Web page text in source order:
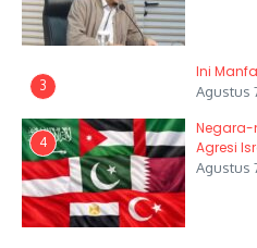
3
Ini
Agustus
4
Negara-
Agresi
Agustus